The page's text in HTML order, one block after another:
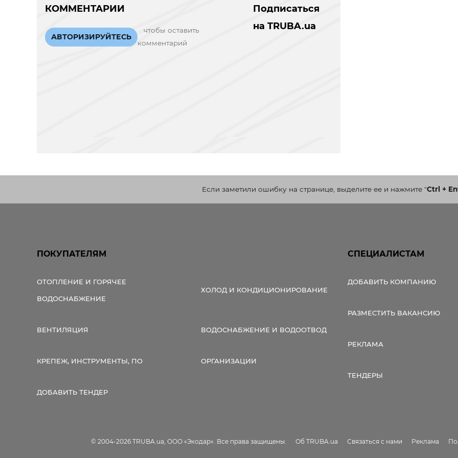
КОММЕНТАРИИ
АВТОРИЗИРУЙТЕСЬ
чтобы оставить
комментарий
Подписаться
на TRUBA.ua
Если заметили ошибку на странице, выделите ее и нажмите"Ctrl +
ПОКУПАТЕЛЯМ
ОТОПЛЕНИЕ И ГОРЯЧЕЕ
ВОДОСНАБЖЕНИЕ
ХОЛОД И КОНДИЦИОНИРОВАНИЕ
ВЕНТИЛЯЦИЯ ВОДОСНАБЖЕНИЕ И ВОДООТВОД
КРЕПЕЖ, ИНСТРУМЕНТЫ, ПО ОРГАНИЗАЦИИ
ДОБАВИТЬ ТЕНДЕР
СПЕЦИАЛИСТАМ
ДОБАВИТЬ КОМПАНИЮ
РАЗМЕСТИТЬ ВАКАНСИЮ
РЕКЛАМА
ТЕНДЕРЫ
© 2004-2026 TRUBA.ua, ООО «Экодар». Все права защищены. Об TRUBA.ua Связаться с нами Реклама